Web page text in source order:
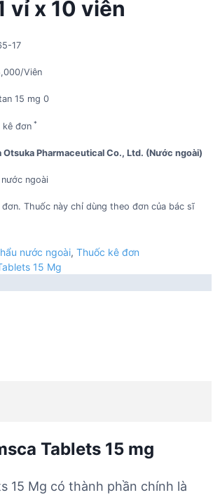
vỉ x 10 viên
17
Viên
15 mg 0
kê đơn *
Otsuka Pharmaceutical Co., Ltd. (Nước ngoài)
ngoài
Thuốc này chỉ dùng theo đơn của bác sĩ
nước ngoài, Thuốc kê đơn
15 Mg
Tablets 15 mg
15 Mg có thành phần chính là